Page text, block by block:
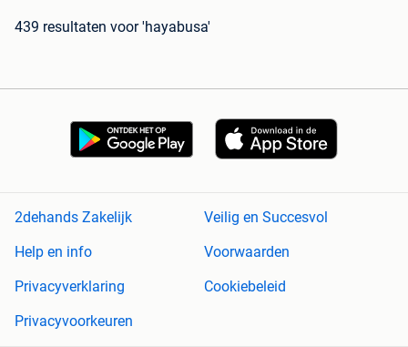
439 resultaten voor 'hayabusa'
2dehands Zakelijk
Veilig en Succesvol
Help en info
Voorwaarden
Privacyverklaring
Cookiebeleid
Privacyvoorkeuren